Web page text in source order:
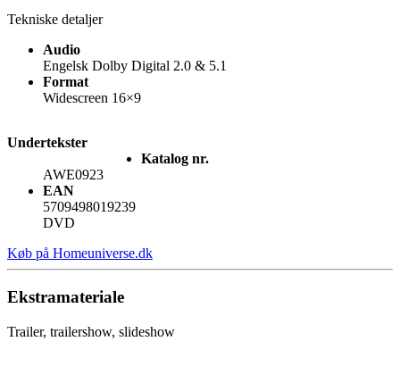
Tekniske detaljer
Audio
Engelsk Dolby Digital 2.0 & 5.1
Format
Widescreen 16×9
Undertekster
Katalog nr.
AWE0923
EAN
5709498019239
DVD
Køb på Homeuniverse.dk
Ekstramateriale
Trailer, trailershow, slideshow